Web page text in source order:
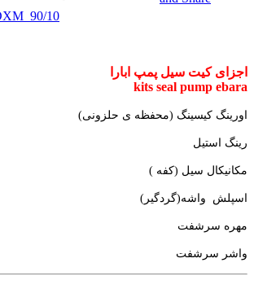
اجزای کیت سیل پمپ ابارا
kits seal pump ebara
اورینگ کیسینگ (محفظه ی حلزونی)
رینگ استیل
مکانیکال سیل (کفه )
اسپلش واشه(گردگیر)
مهره سرشفت
واشر سرشفت